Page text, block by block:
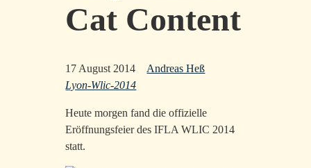
Cat Content
17 August 2014
Andreas Heß
Lyon-Wlic-2014
Heute morgen fand die offizielle
Eröffnungsfeier des IFLA WLIC 2014
statt.